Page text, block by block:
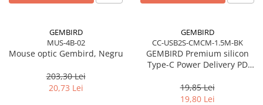
GEMBIRD
MUS-4B-02
Mouse optic Gembird, Negru
203,30 Lei
20,73 Lei
GEMBIRD
CC-USB2S-CMCM-1.5M-BK
GEMBIRD Premium silicon
Type-C Power Delivery PD
black
19,85 Lei
19,80 Lei